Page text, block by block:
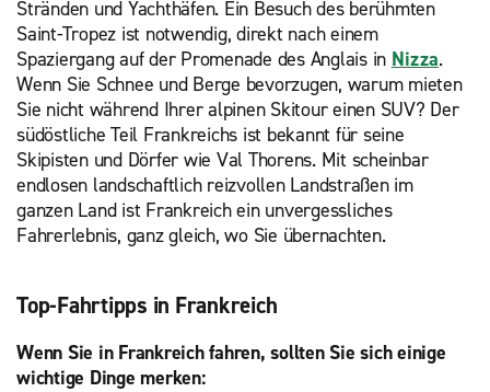
Stränden und Yachthäfen. Ein Besuch des berühmten
Saint-Tropez ist notwendig, direkt nach einem
Spaziergang auf der Promenade des Anglais in Nizza.
Wenn Sie Schnee und Berge bevorzugen, warum mieten
Sie nicht während Ihrer alpinen Skitour einen SUV? Der
südöstliche Teil Frankreichs ist bekannt für seine
Skipisten und Dörfer wie Val Thorens. Mit scheinbar
endlosen landschaftlich reizvollen Landstraßen im
ganzen Land ist Frankreich ein unvergessliches
Fahrerlebnis, ganz gleich, wo Sie übernachten.
Top-Fahrtipps in Frankreich
Wenn Sie in Frankreich fahren, sollten Sie sich einige
wichtige Dinge merken: